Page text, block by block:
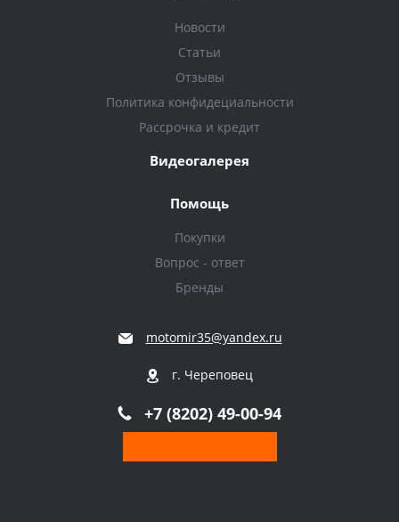
Новости
Статьи
Отзывы
Политика конфидециальности
Рассрочка и кредит
Видеогалерея
Помощь
Покупки
Вопрос - ответ
Бренды
motomir35@yandex.ru
г. Череповец
+7 (8202) 49-00-94